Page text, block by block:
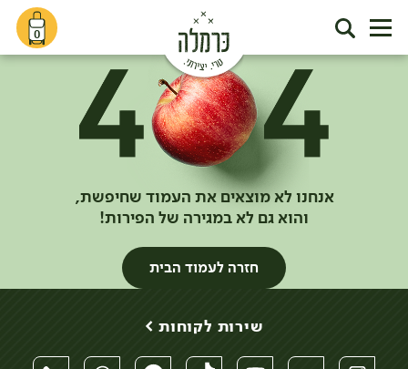
0
אנחנו לא מוצאים את העמוד שחיפשת,
והוא גם לא במגירה של הפירות!
חזרה לעמוד הבית
שירות לקוחות >